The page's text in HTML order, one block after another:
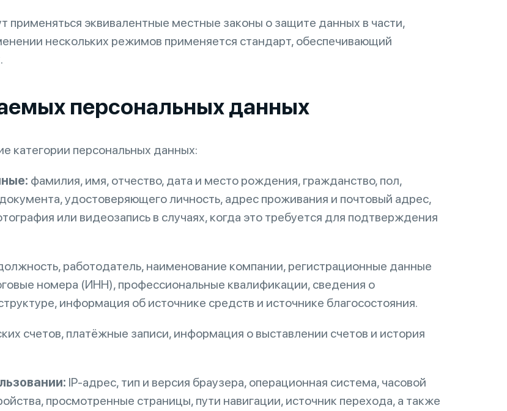
эквивалентные местные законы о защите данных в части,
нескольких режимов применяется стандарт, обеспечивающий
персональных данных
категории персональных данных:
фамилия, имя, отчество, дата и место рождения, гражданство, пол,
удостоверяющего личность, адрес проживания и почтовый адрес,
или видеозапись в случаях, когда это требуется для подтверждения
работодатель, наименование компании, регистрационные данные
номера (ИНН), профессиональные квалификации, сведения о
информация об источнике средств и источнике благосостояния.
счетов, платёжные записи, информация о выставлении счетов и история
IP-адрес, тип и версия браузера, операционная система, часовой
просмотренные страницы, пути навигации, источник перехода, а также